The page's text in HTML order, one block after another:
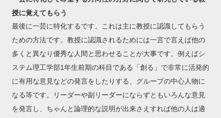
授に覚えてもらう
最後に一芸に特化するです。これは主に教授に認識してもらう
ための方法です。教授に認識されるためには一言で言えば他の
多くと異なり優秀な人間と思わせることが大事です。例えばシ
ステム理工学部1年生前期の科目である「創る」で非常に活発的
に有用な意見などの発言をしたりする、グループの中心人物に
なる等です。リーダーや副リーダーにならずともいろんな意見
を発言し、ちゃんと論理的な説明が出来さえすれば他の人は適